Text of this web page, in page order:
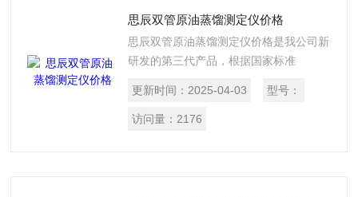
思辰双管原油蒸馏测定仪价格
思辰双管原油蒸馏测定仪价格是我公司新
研发的第三代产品，根据国家标准
试验方法设计制造的。
更新时间： 2025-04-03 型号：
访问量： 2176